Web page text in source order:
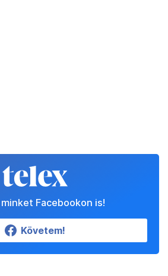
Facebookon is!
Követem!